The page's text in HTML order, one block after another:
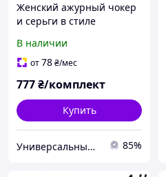
Женский ажурный чокер
и серьги в стиле
[HX937634] Fashion
Jewelry
В наличии
от78₴/мес
777₴/комплект
Купить
Универсальный Интернет-магазин POPULAR 85%